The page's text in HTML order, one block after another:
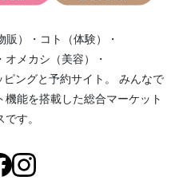
販） ・ コト（体験）
・
・ オメカシ（美容）
・
ングと予約サイト。
みんなで
機能を搭載した総合マーケット
です。